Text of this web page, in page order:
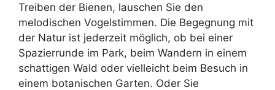
Treiben der Bienen, lauschen Sie den
melodischen Vogelstimmen. Die Begegnung mit
der Natur ist jederzeit möglich, ob bei einer
Spazierrunde im Park, beim Wandern in einem
schattigen Wald oder vielleicht beim Besuch in
einem botanischen Garten. Oder Sie